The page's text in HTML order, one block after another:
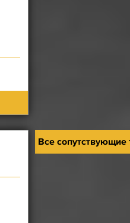
Все сопутствующие